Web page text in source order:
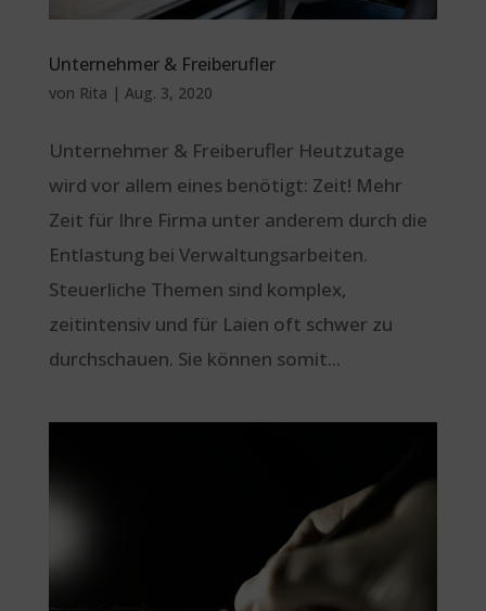
Unternehmer & Freiberufler
von Rita | Aug. 3, 2020
Unternehmer & Freiberufler Heutzutage
wird vor allem eines benötigt: Zeit! Mehr
Zeit für Ihre Firma unter anderem durch die
Entlastung bei Verwaltungsarbeiten.
Steuerliche Themen sind komplex,
zeitintensiv und für Laien oft schwer zu
durchschauen. Sie können somit...